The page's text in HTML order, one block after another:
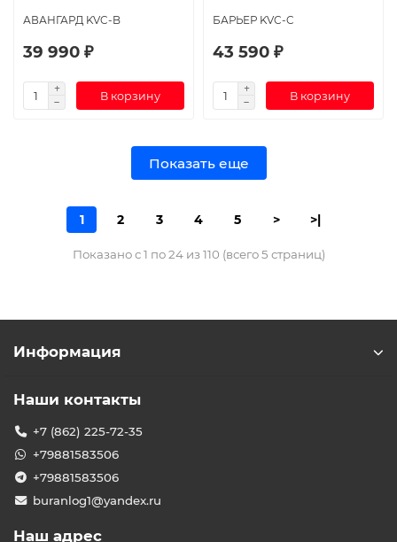
АВАНГАРД KVC-B
39 990 ₽
В корзину
БАРЬЕР KVC-C
43 590 ₽
В корзину
Показать еще
1 2 3 4 5 > >|
Показано с 1 по 24 из 110 (всего 5 страниц)
Информация
Наши контакты
+7 (862) 225-72-35
+79881583506
+79881583506
buranlog1@yandex.ru
Наш адрес